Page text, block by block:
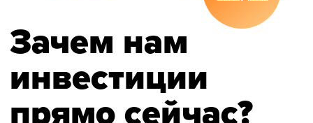
национальных тендеров, который
стабильно растёт каждый год.
серьёзного финансирования на этапе
производства.